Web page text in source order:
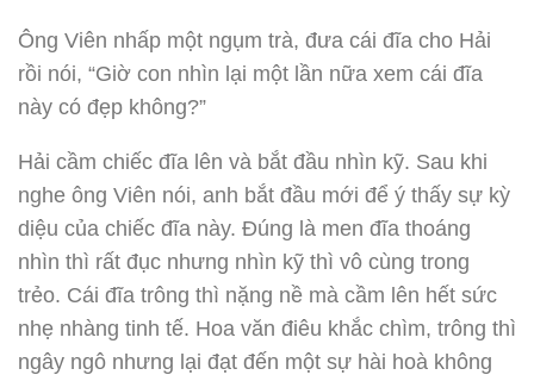
Ông Viên nhấp một ngụm trà, đưa cái đĩa cho Hải
rồi nói, “Giờ con nhìn lại một lần nữa xem cái đĩa
này có đẹp không?”
Hải cầm chiếc đĩa lên và bắt đầu nhìn kỹ. Sau khi
nghe ông Viên nói, anh bắt đầu mới để ý thấy sự kỳ
diệu của chiếc đĩa này. Đúng là men đĩa thoáng
nhìn thì rất đục nhưng nhìn kỹ thì vô cùng trong
trẻo. Cái đĩa trông thì nặng nề mà cầm lên hết sức
nhẹ nhàng tinh tế. Hoa văn điêu khắc chìm, trông thì
ngây ngô nhưng lại đạt đến một sự hài hoà không